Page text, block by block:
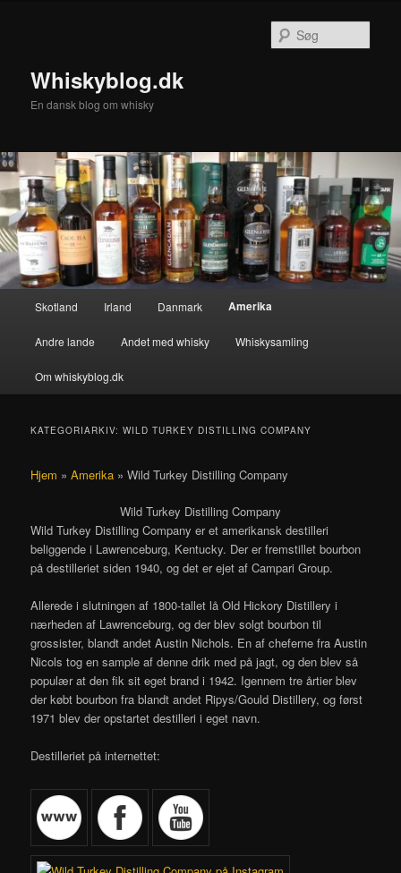
Whiskyblog.dk
En dansk blog om whisky
Skotland Irland Danmark Amerika
Andre lande Andet med whisky Whiskysamling
Om whiskyblog.dk
KATEGORIARKIV:WILD TURKEY DISTILLING COMPANY
Hjem »Amerika »Wild Turkey Distilling Company
Wild Turkey Distilling Company
Wild Turkey Distilling Company er et amerikansk destilleri
beliggende i Lawrenceburg, Kentucky. Der er fremstillet bourbon
på destilleriet siden 1940, og det er ejet af Campari Group.
Allerede i slutningen af 1800-tallet lå Old Hickory Distillery i
nærheden af Lawrenceburg, og der blev solgt bourbon til
grossister, blandt andet Austin Nichols. En af cheferne fra Austin
Nicols tog en sample af denne drik med på jagt, og den blev så
populær at den fik sit eget brand i 1942. Igennem tre årtier blev
der købt bourbon fra blandt andet Ripys/Gould Distillery, og først
1971 blev der opstartet destilleri i eget navn.
Destilleriet på internettet: